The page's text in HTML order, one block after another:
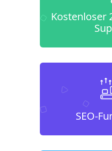
Kostenloser
SEO-